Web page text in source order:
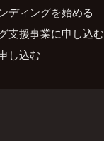
ディングを始める
支援事業に申し込む
し込む